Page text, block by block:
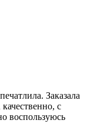
Заказала
с
воспользуюсь